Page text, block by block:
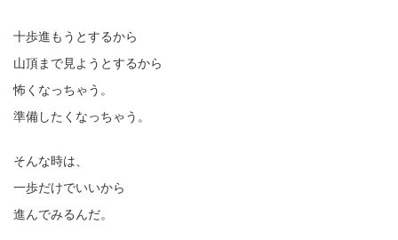
十歩進もうとするから
山頂まで見ようとするから
怖くなっちゃう。
準備したくなっちゃう。
そんな時は、
一歩だけでいいから
進んでみるんだ。